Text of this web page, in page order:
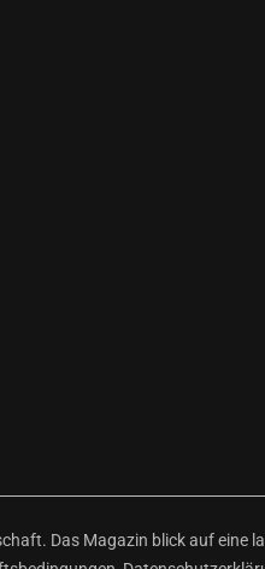
Das Magazin blick auf eine